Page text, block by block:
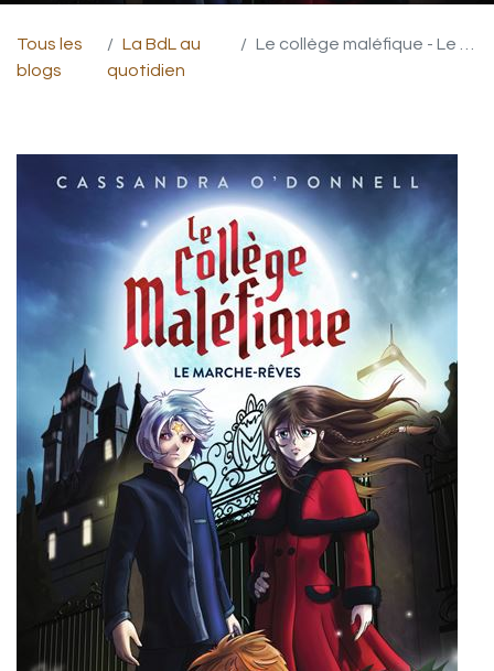
Tous les
blogs
La BdL au
quotidien
Le collège maléfique - Le marche-rêves